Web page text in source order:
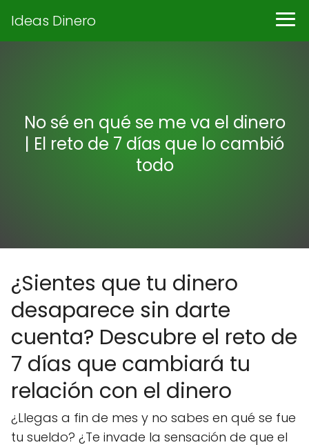
Ideas Dinero
No sé en qué se me va el dinero
| El reto de 7 días que lo cambió
todo
¿Sientes que tu dinero
desaparece sin darte
cuenta? Descubre el reto de
7 días que cambiará tu
relación con el dinero
¿Llegas a fin de mes y no sabes en qué se fue
tu sueldo? ¿Te invade la sensación de que el